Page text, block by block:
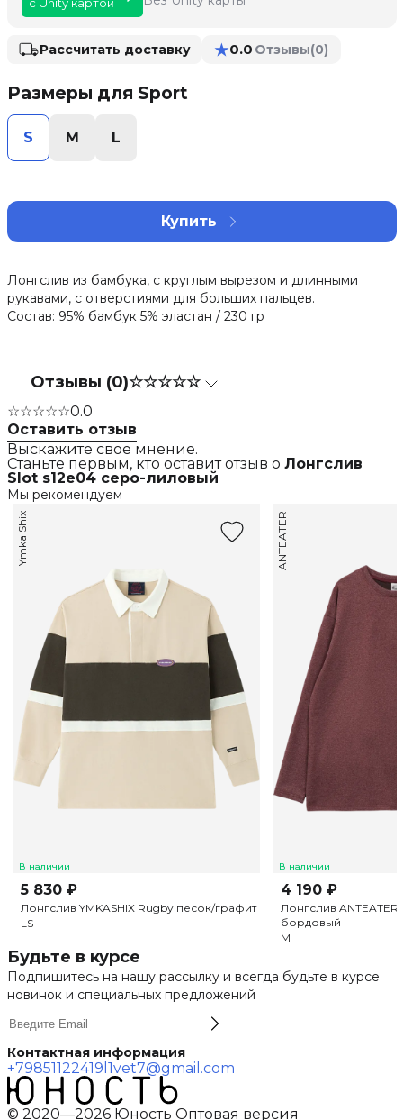
Рассчитать доставку ★0.0 Отзывы(0)
Размеры для Sport
S M L
Купить
Лонгслив из бамбука, с круглым вырезом и длинными
рукавами, с отверстиями для больших пальцев.
Состав: 95% бамбук 5% эластан / 230 гр
Отзывы (0)☆☆☆☆☆
☆☆☆☆☆0.0
Оставить отзыв
Выскажите свое мнение.
Станьте первым, кто оставит отзыв о Лонгслив
Slot s12e04 серо-лиловый
Мы рекомендуем
В наличии
Ymka Shix
5 830 ₽
Лонгслив YMKASHIX Rugby песок/графит
LS
В наличии
ANTEATER
4 190 ₽
Лонгслив ANTEATER
бордовый
M
Будьте в курсе
Подпишитесь на нашу рассылку и всегда будьте в курсе
новинок и специальных предложений
Контактная информация
+79851122419 l1vet7@gmail.com
© 2020—2026 Юность Оптовая версия